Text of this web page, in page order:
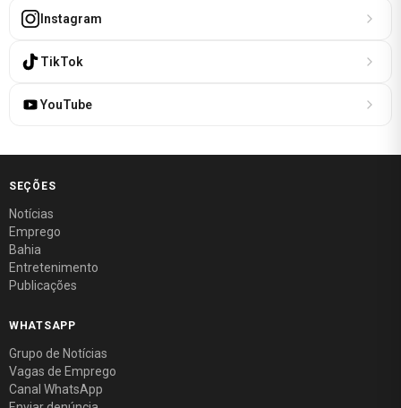
Instagram
TikTok
YouTube
SEÇÕES
Notícias
Emprego
Bahia
Entretenimento
Publicações
WHATSAPP
Grupo de Notícias
Vagas de Emprego
Canal WhatsApp